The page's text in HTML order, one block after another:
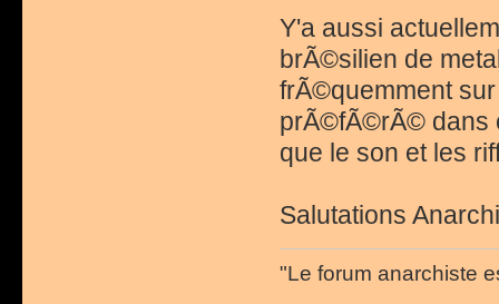
Y'a aussi
brÃ©silien de
frÃ©quemment
prÃ©fÃ©rÃ© dans
que le son et les
Salutations
"Le forum anarchiste